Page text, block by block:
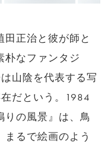
田正治と彼が師と
朴なファンタジ
山陰を代表する写
だという。1984
りの風景』は、鳥
るで絵画のよう